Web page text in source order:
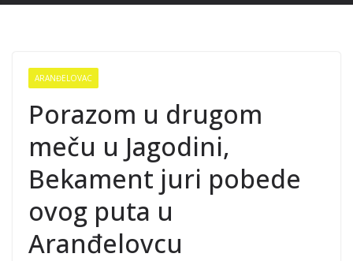
ARANĐELOVAC
Porazom u drugom
meču u Jagodini,
Bekament juri pobede
ovog puta u
Aranđelovcu